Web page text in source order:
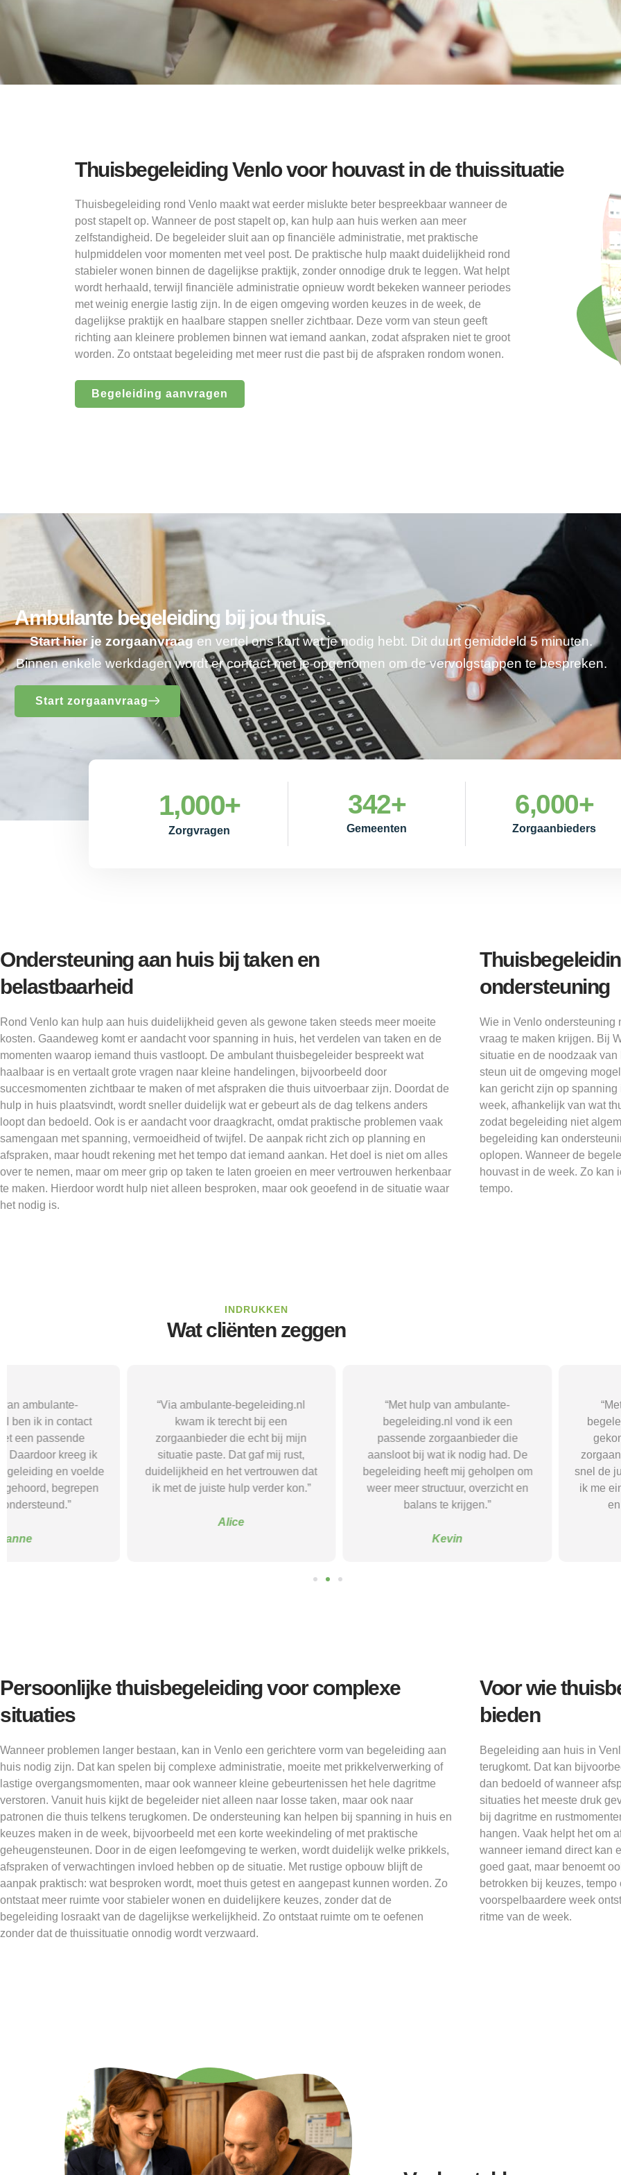
Thuisbegeleiding Venlo voor houvast in de thuissituatie
Thuisbegeleiding rond Venlo maakt wat eerder mislukte beter bespreekbaar wanneer de
post stapelt op. Wanneer de post stapelt op, kan hulp aan huis werken aan meer
zelfstandigheid. De begeleider sluit aan op financiële administratie, met praktische
hulpmiddelen voor momenten met veel post. De praktische hulp maakt duidelijkheid rond
stabieler wonen binnen de dagelijkse praktijk, zonder onnodige druk te leggen. Wat helpt
wordt herhaald, terwijl financiële administratie opnieuw wordt bekeken wanneer periodes
met weinig energie lastig zijn. In de eigen omgeving worden keuzes in de week, de
dagelijkse praktijk en haalbare stappen sneller zichtbaar. Deze vorm van steun geeft
richting aan kleinere problemen binnen wat iemand aankan, zodat afspraken niet te groot
worden. Zo ontstaat begeleiding met meer rust die past bij de afspraken rondom wonen.
Begeleiding aanvragen
Ambulante begeleiding bij jou thuis.
Start hier je zorgaanvraagen vertel ons kort wat je nodig hebt. Dit duurt gemiddeld 5 minuten.
Binnen enkele werkdagen wordt er contact met je opgenomen om de vervolgstappen te bespreken.
Start zorgaanvraag
Zorgvragen
1,000+
Gemeenten
342+
Zorgaanbieders
6,000+
Ondersteuning aan huis bij taken en
belastbaarheid
Rond Venlo kan hulp aan huis duidelijkheid geven als gewone taken steeds meer moeite
kosten. Gaandeweg komt er aandacht voor spanning in huis, het verdelen van taken en de
momenten waarop iemand thuis vastloopt. De ambulant thuisbegeleider bespreekt wat
haalbaar is en vertaalt grote vragen naar kleine handelingen, bijvoorbeeld door
succesmomenten zichtbaar te maken of met afspraken die thuis uitvoerbaar zijn. Doordat de
hulp in huis plaatsvindt, wordt sneller duidelijk wat er gebeurt als de dag telkens anders
loopt dan bedoeld. Ook is er aandacht voor draagkracht, omdat praktische problemen vaak
samengaan met spanning, vermoeidheid of twijfel. De aanpak richt zich op planning en
afspraken, maar houdt rekening met het tempo dat iemand aankan. Het doel is niet om alles
over te nemen, maar om meer grip op taken te laten groeien en meer vertrouwen herkenbaar
te maken. Hierdoor wordt hulp niet alleen besproken, maar ook geoefend in de situatie waar
het nodig is.
ondersteuning
Wie in Venlo ondersteuning
vraag te maken krijgen. Bij
situatie en de noodzaak
steun uit de omgeving
kan gericht zijn op
week, afhankelijk van wat
zodat begeleiding niet
begeleiding kan
oplopen. Wanneer de
houvast in de week. Zo kan
tempo.
INDRUKKEN
Wat cliënten zeggen
“Via ambulante-begeleiding.nl
kwam ik terecht bij een
zorgaanbieder die echt bij mijn
situatie paste. Dat gaf mij rust,
duidelijkheid en het vertrouwen dat
ik met de juiste hulp verder kon.”
“Met hulp van ambulante-
begeleiding.nl vond ik een
passende zorgaanbieder die
aansloot bij wat ik nodig had. De
begeleiding heeft mij geholpen om
weer meer structuur, overzicht en
“Met hulp van ambulante-
begeleiding.nl ben ik in contact
gekomen met een passende
zorgaanbieder. Daardoor kreeg
snel de juiste begeleiding en
ik me eindelijk gehoord,
en goed ondersteund.”
Persoonlijke thuisbegeleiding voor complexe
situaties
Wanneer problemen langer bestaan, kan in Venlo een gerichtere vorm van begeleiding aan
huis nodig zijn. Dat kan spelen bij complexe administratie, moeite met prikkelverwerking of
lastige overgangsmomenten, maar ook wanneer kleine gebeurtenissen het hele dagritme
verstoren. Vanuit huis kijkt de begeleider niet alleen naar losse taken, maar ook naar
patronen die thuis telkens terugkomen. De ondersteuning kan helpen bij spanning in huis en
keuzes maken in de week, bijvoorbeeld met een korte weekindeling of met praktische
geheugensteunen. Door in de eigen leefomgeving te werken, wordt duidelijk welke prikkels,
afspraken of verwachtingen invloed hebben op de situatie. Met rustige opbouw blijft de
aanpak praktisch: wat besproken wordt, moet thuis getest en aangepast kunnen worden. Zo
ontstaat meer ruimte voor stabieler wonen en duidelijkere keuzes, zonder dat de
begeleiding losraakt van de dagelijkse werkelijkheid. Zo ontstaat ruimte om te oefenen
zonder dat de thuissituatie onnodig wordt verzwaard.
Voor wie
bieden
Begeleiding aan huis in
terugkomt. Dat kan
dan bedoeld of wanneer
situaties het meeste druk
bij dagritme en
hangen. Vaak helpt het om
wanneer iemand direct kan
goed gaat, maar benoemt
betrokken bij keuzes,
voorspelbaardere week
ritme van de week.